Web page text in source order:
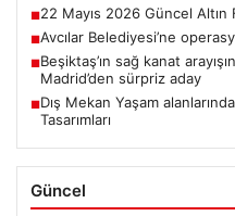
■22 Mayıs 2026 Güncel Altın
■Avcılar Belediyesi’ne
■Beşiktaş’ın sağ kanat
Madrid’den sürpriz aday
■Dış Mekan Yaşam
Tasarımları
Güncel